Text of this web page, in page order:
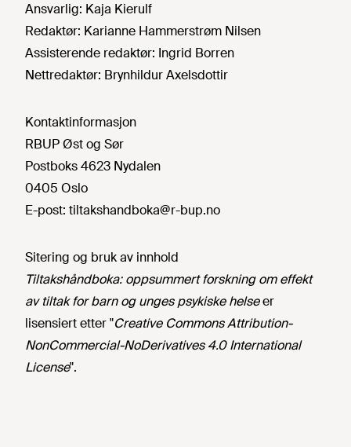
Ansvarlig: Kaja Kierulf
Redaktør: Karianne Hammerstrøm Nilsen
Assisterende redaktør: Ingrid Borren
Nettredaktør: Brynhildur Axelsdottir
Kontaktinformasjon
RBUP Øst og Sør
Postboks 4623 Nydalen
0405 Oslo
E-post: tiltakshandboka@r-bup.no
Sitering og bruk av innhold
Tiltakshåndboka: oppsummert forskning om effekt
av tiltak for barn og unges psykiske helseer
lisensiert etter "Creative Commons Attribution-
NonCommercial-NoDerivatives 4.0 International
License".